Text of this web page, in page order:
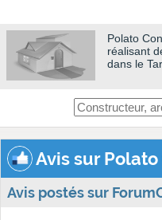
Polato
réalisant
dans le
Avis sur
Avis postés sur